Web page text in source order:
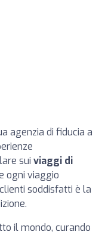
agenzia di fiducia a
sui viaggi di
ogni viaggio
soddisfatti è la
il mondo, curando